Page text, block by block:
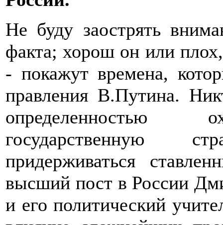
Не буду заострять
факта; хорош он или
- покажут времена,
правления В.Путина.
определенностью
государственную
придерживаться
высший пост в России
и его политический